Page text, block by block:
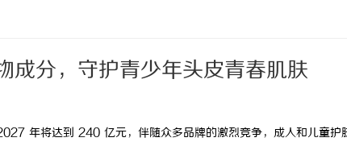
成分，守护青少年头皮青春肌肤
年将达到 240 亿元，伴随众多品牌的激烈竞争，成人和儿童护